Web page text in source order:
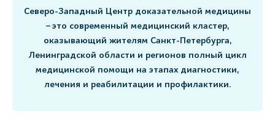
Северо-Западный Центр доказательной медицины
– это современный медицинский кластер,
оказывающий жителям Санкт-Петербурга,
Ленинградской области и регионов полный цикл
медицинской помощи на этапах диагностики,
лечения и реабилитации и профилактики.